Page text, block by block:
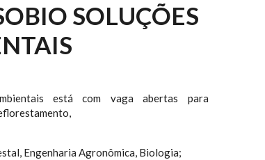
SOLUÇÕES
está com vaga abertas para
Engenharia Agronômica, Biologia;